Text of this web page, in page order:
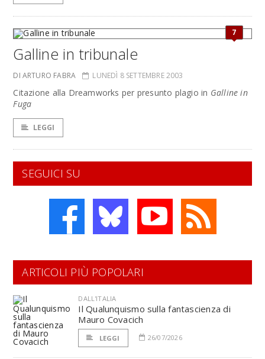
7
Galline in tribunale
DI ARTURO FABRA LUNEDÌ 8 SETTEMBRE 2003
Citazione alla Dreamworks per presunto plagio in Galline in
Fuga
LEGGI
SEGUICI SU
ARTICOLI PIÙ POPOLARI
DALL'ITALIA
Il Qualunquismo sulla fantascienza di
Mauro Covacich
LEGGI 26/07/2026